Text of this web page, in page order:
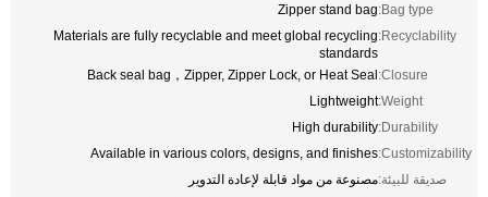
Bag type:
Zipper stand bag
Recyclability:
Materials are fully recyclable and meet global recycling
standards
Closure:
Back seal bag，Zipper, Zipper Lock, or Heat Seal
Weight:
Lightweight
Durability:
High durability
Customizability:
Available in various colors, designs, and finishes
صديقة للبيئة:مصنوعة من مواد قابلة لإعادة التدوير